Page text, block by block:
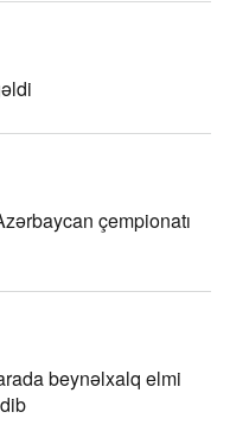
çempionatı
beynəlxalq elmi